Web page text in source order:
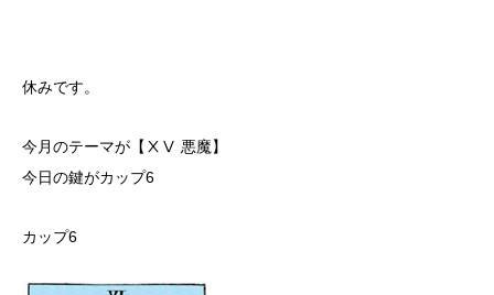
休みです。
今月のテーマが【ⅩⅤ 悪魔】
今日の鍵がカップ6
カップ6